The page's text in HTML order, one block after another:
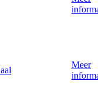
Meer